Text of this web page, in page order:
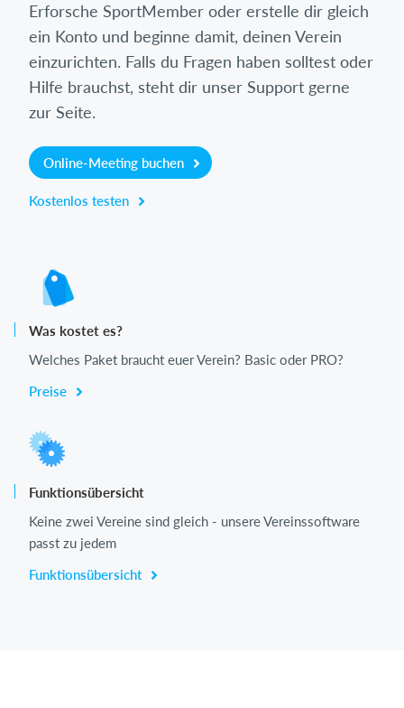
Erforsche SportMember oder erstelle dir gleich
ein Konto und beginne damit, deinen Verein
einzurichten. Falls du Fragen haben solltest oder
Hilfe brauchst, steht dir unser Support gerne
zur Seite.
Online-Meeting buchen
Kostenlos testen
Was kostet es?
Welches Paket braucht euer Verein? Basic oder PRO?
Preise
Funktionsübersicht
Keine zwei Vereine sind gleich - unsere Vereinssoftware
passt zu jedem
Funktionsübersicht